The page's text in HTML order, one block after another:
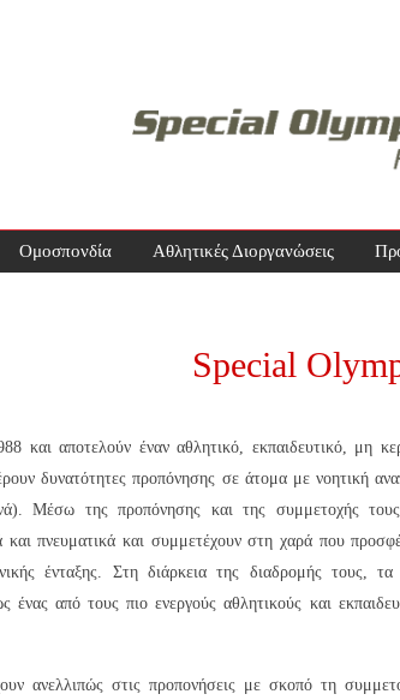
Ομοσπονδία Αθλητικές Διοργανώσεις
Special
και αποτελούν έναν αθλητικό, εκπαιδευτικό, μη
δυνατότητες προπόνησης σε άτομα με νοητική
Μέσω της προπόνησης και της συμμετοχής
και πνευματικά και συμμετέχουν στη χαρά που
ένταξης. Στη διάρκεια της διαδρομής τους,
από τους πιο ενεργούς αθλητικούς και
ανελλιπώς στις προπονήσεις με σκοπό τη